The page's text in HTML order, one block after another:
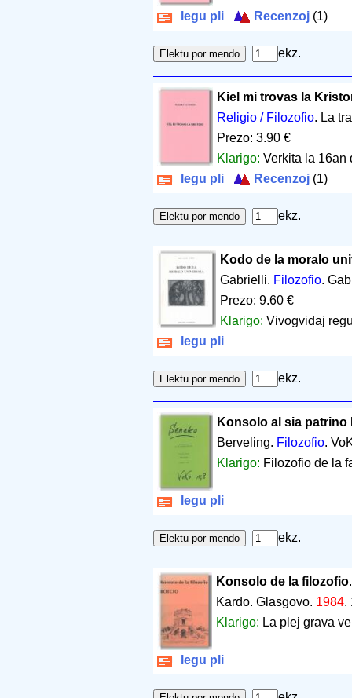
legu pli Recenzoj (1)
ekz.
Kiel mi trovas la
Religio / Filozofio. La
Prezo: 3.90 €
Klarigo: Verkita la 16an
legu pli
Recenzoj (1)
ekz.
Kodo de la moralo
Gabrielli. Filozofio.
Prezo: 9.60 €
Klarigo: Vivogvidaj
legu pli
ekz.
Konsolo al sia patrino
Berveling. Filozofio.
Klarigo: Filozofio de la
legu pli
ekz.
Konsolo de la filozofio
Kardo. Glasgovo. 1984.
Klarigo: La plej grava
legu pli